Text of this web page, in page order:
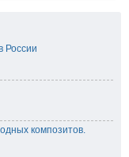
России
композитов.